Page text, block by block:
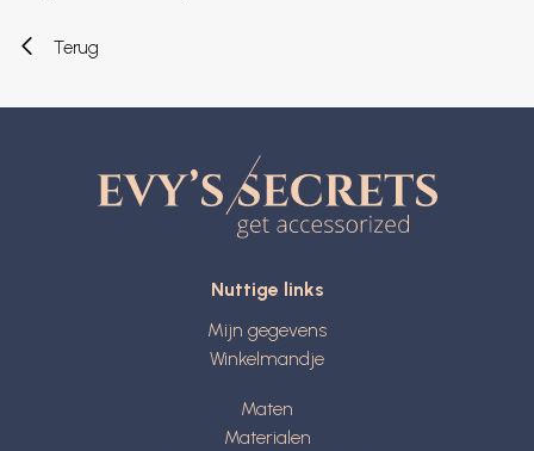
Terug
Nuttige links
Mijn gegevens
Winkelmandje
Maten
Materialen